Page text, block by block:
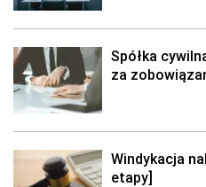
Spółka
za
Windykacja
etapy]